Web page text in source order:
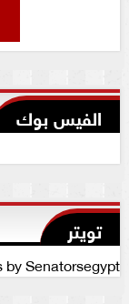
الفيس بوك
تويتر
by Senatorsegypt